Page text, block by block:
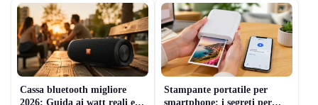
Cassa bluetooth migliore
2026: Guida ai watt reali e
Stampante portatile per
smartphone: i segreti per